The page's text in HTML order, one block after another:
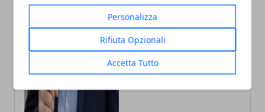
Personalizza
Rifiuta Opzionali
Accetta Tutto